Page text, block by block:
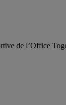
de l’Office